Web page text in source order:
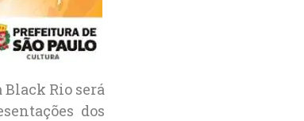
Rio será
dos